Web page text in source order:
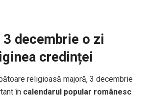
3 decembrie o zi
credinței
religioasă majoră, 3 decembrie
în calendarul popular românesc.